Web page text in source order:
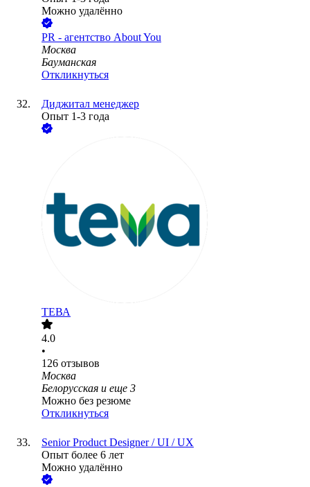
Можно удалённо
PR - агентство About You
Москва
Бауманская
Откликнуться
Диджитал менеджер
Опыт 1-3 года
ТЕВА
4.0
•
126 отзывов
Москва
Белорусская и еще 3
Можно без резюме
Откликнуться
Senior Product Designer / UI / UX
Опыт более 6 лет
Можно удалённо